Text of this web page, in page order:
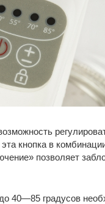
кнопка в
позволяет
40—85 градусов